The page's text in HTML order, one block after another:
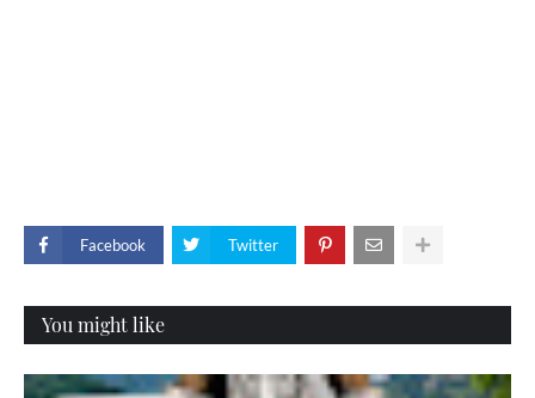
Facebook Twitter
You might like